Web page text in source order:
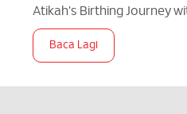
Atikah's Birthing Journey
SMCD
Baca Lagi